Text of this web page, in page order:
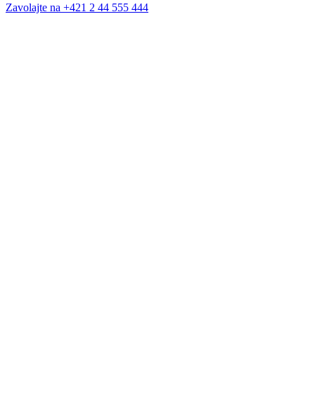
Zavolajte na +421 2 44 555 444